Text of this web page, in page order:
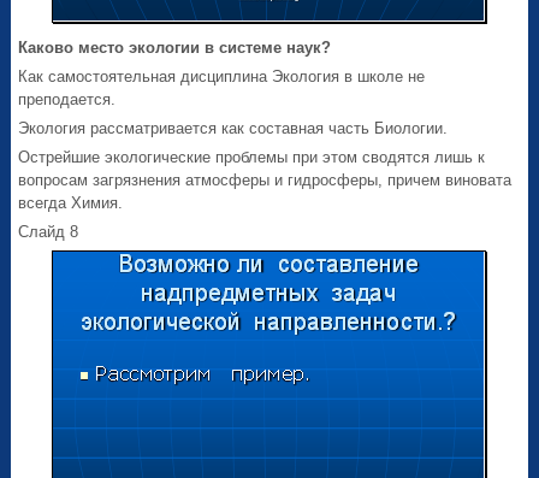
Каково место экологии в системе наук?
Как самостоятельная дисциплина Экология в школе не
преподается.
Экология рассматривается как составная часть Биологии.
Острейшие экологические проблемы при этом сводятся лишь к
вопросам загрязнения атмосферы и гидросферы, причем виновата
всегда Химия.
Слайд 8